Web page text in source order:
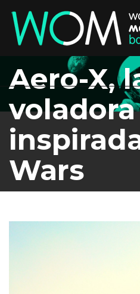
Aero-X,
voladora
Wars